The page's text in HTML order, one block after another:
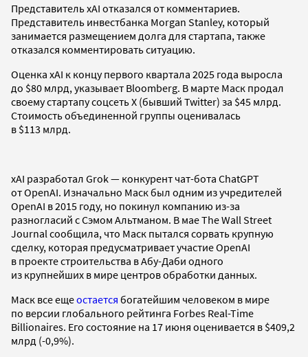
Представитель xAI отказался от комментариев.
Представитель инвестбанка Morgan Stanley, который
занимается размещением долга для стартапа, также
отказался комментировать ситуацию.
Оценка xAI к концу первого квартала 2025 года выросла
до $80 млрд, указывает Bloomberg. В марте Маск продал
своему стартапу соцсеть X (бывший Twitter) за $45 млрд.
Стоимость объединенной группы оценивалась
в $113 млрд.
xAI разработал Grok — конкурент чат-бота ChatGPT
от OpenAI. Изначально Маск был одним из учредителей
OpenAI в 2015 году, но покинул компанию из-за
разногласий с Сэмом Альтманом. В мае The Wall Street
Journal сообщила, что Маск пытался сорвать крупную
сделку, которая предусматривает участие OpenAI
в проекте строительства в Абу-Даби одного
из крупнейших в мире центров обработки данных.
Маск все ещеостается богатейшим человеком в мире
по версии глобального рейтинга Forbes Real-Time
Billionaires. Его состояние на 17 июня оценивается в $409,2
млрд (-0,9%).